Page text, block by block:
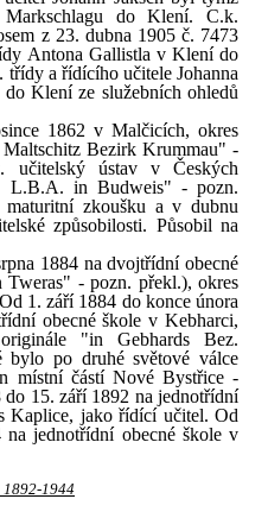
do Klení. C.k.
z 23. dubna 1905 č. 7473
Antona Gallistla v Klení do
a řídícího učitele Johanna
Klení ze služebních ohledů
1862 v Malčicích, okres
Bezirk Krummau" -
učitelský ústav v Českých
L.B.A. in Budweis" - pozn.
zkoušku a v dubnu
způsobilosti. Působil na
1884 na dvojtřídní obecné
- pozn. překl.), okres
1. září 1884 do konce února
obecné škole v Kebharci,
"in Gebhards Bez.
bylo po druhé světové válce
místní částí Nové Bystřice -
15. září 1892 na jednotřídní
Kaplice, jako řídící učitel. Od
jednotřídní obecné škole v
1944